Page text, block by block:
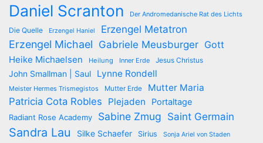
Daniel Scranton Der Andromedanische Rat des Lichts
Die Quelle Erzengel Haniel Erzengel Metatron
Erzengel Michael Gabriele Meusburger Gott
Heike Michaelsen Heilung Inner Erde Jesus Christus
John Smallman | Saul Lynne Rondell
Meister Hermes Trismegistos Mutter Erde Mutter Maria
Patricia Cota Robles Plejaden Portaltage
Radiant Rose Academy Sabine Zmug Saint Germain
Sandra Lau Silke Schaefer Sirius Sonja Ariel von Staden